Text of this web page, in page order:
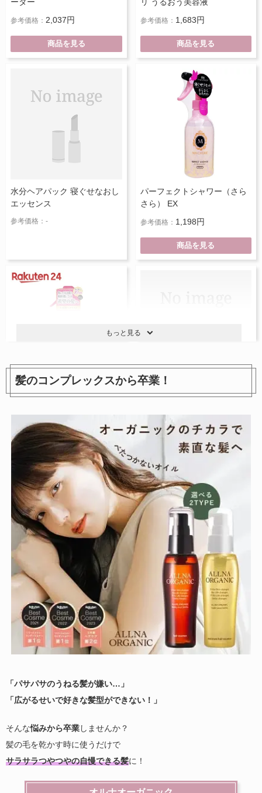
参考価格： 2,037円
商品を見る
参考価格： 1,683円
商品を見る
水分ヘアパック 寝ぐせなおし
エッセンス
参考価格：-
パーフェクトシャワー（さら
さら） EX
参考価格： 1,198円
商品を見る
ファンタジスト コンセントレ
参考価格：1,320円
商品を見る
海藻モイストヘアミスト
もっと見る
髪のコンプレックスから卒業！
「パサパサのうねる髪が嫌い…」
「広がるせいで好きな髪型ができない！」
そんな悩みから卒業しませんか？
髪の毛を乾かす時に使うだけで
サラサラつやつやの自慢できる髪に！